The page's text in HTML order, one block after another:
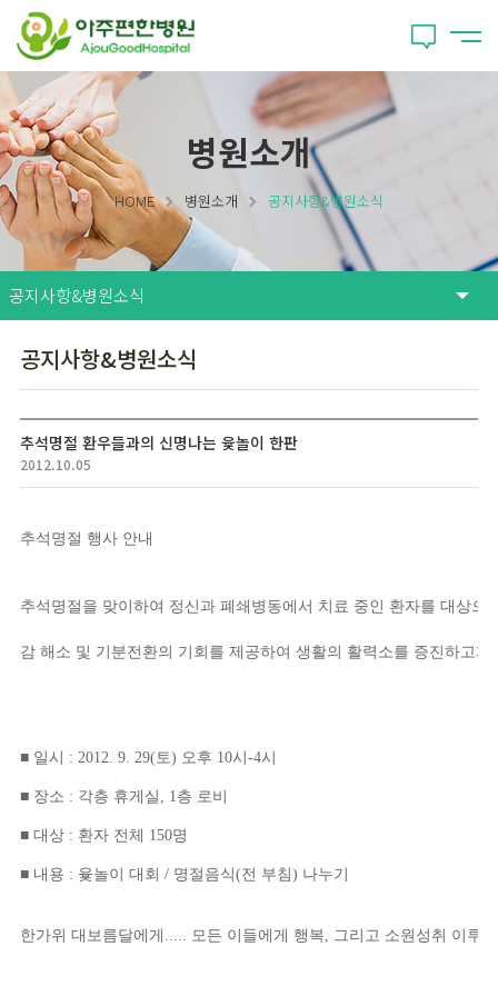
병원소개
HOME 병원소개 공지사항&병원소식
공지사항&병원소식
추석명절 환우들과의 신명나는 윷놀이 한판
2012.10.05
추석명절 행사 안내
추석명절을 맞이하여 정신과 폐쇄병동에서 치료 중인 환자를 대상
감 해소 및 기분전환의 기회를 제공하여 생활의 활력소를 증진하고
■ 일시 : 2012. 9. 29(토) 오후 10시-4시
■ 장소 : 각층 휴게실, 1층 로비
■ 대상 : 환자 전체 150명
■ 내용 : 윷놀이 대회 / 명절음식(전 부침) 나누기
한가위 대보름달에게..... 모든 이들에게 행복, 그리고 소원성취 이루